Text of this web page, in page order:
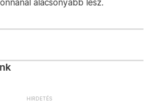
alacsonyabb lesz.